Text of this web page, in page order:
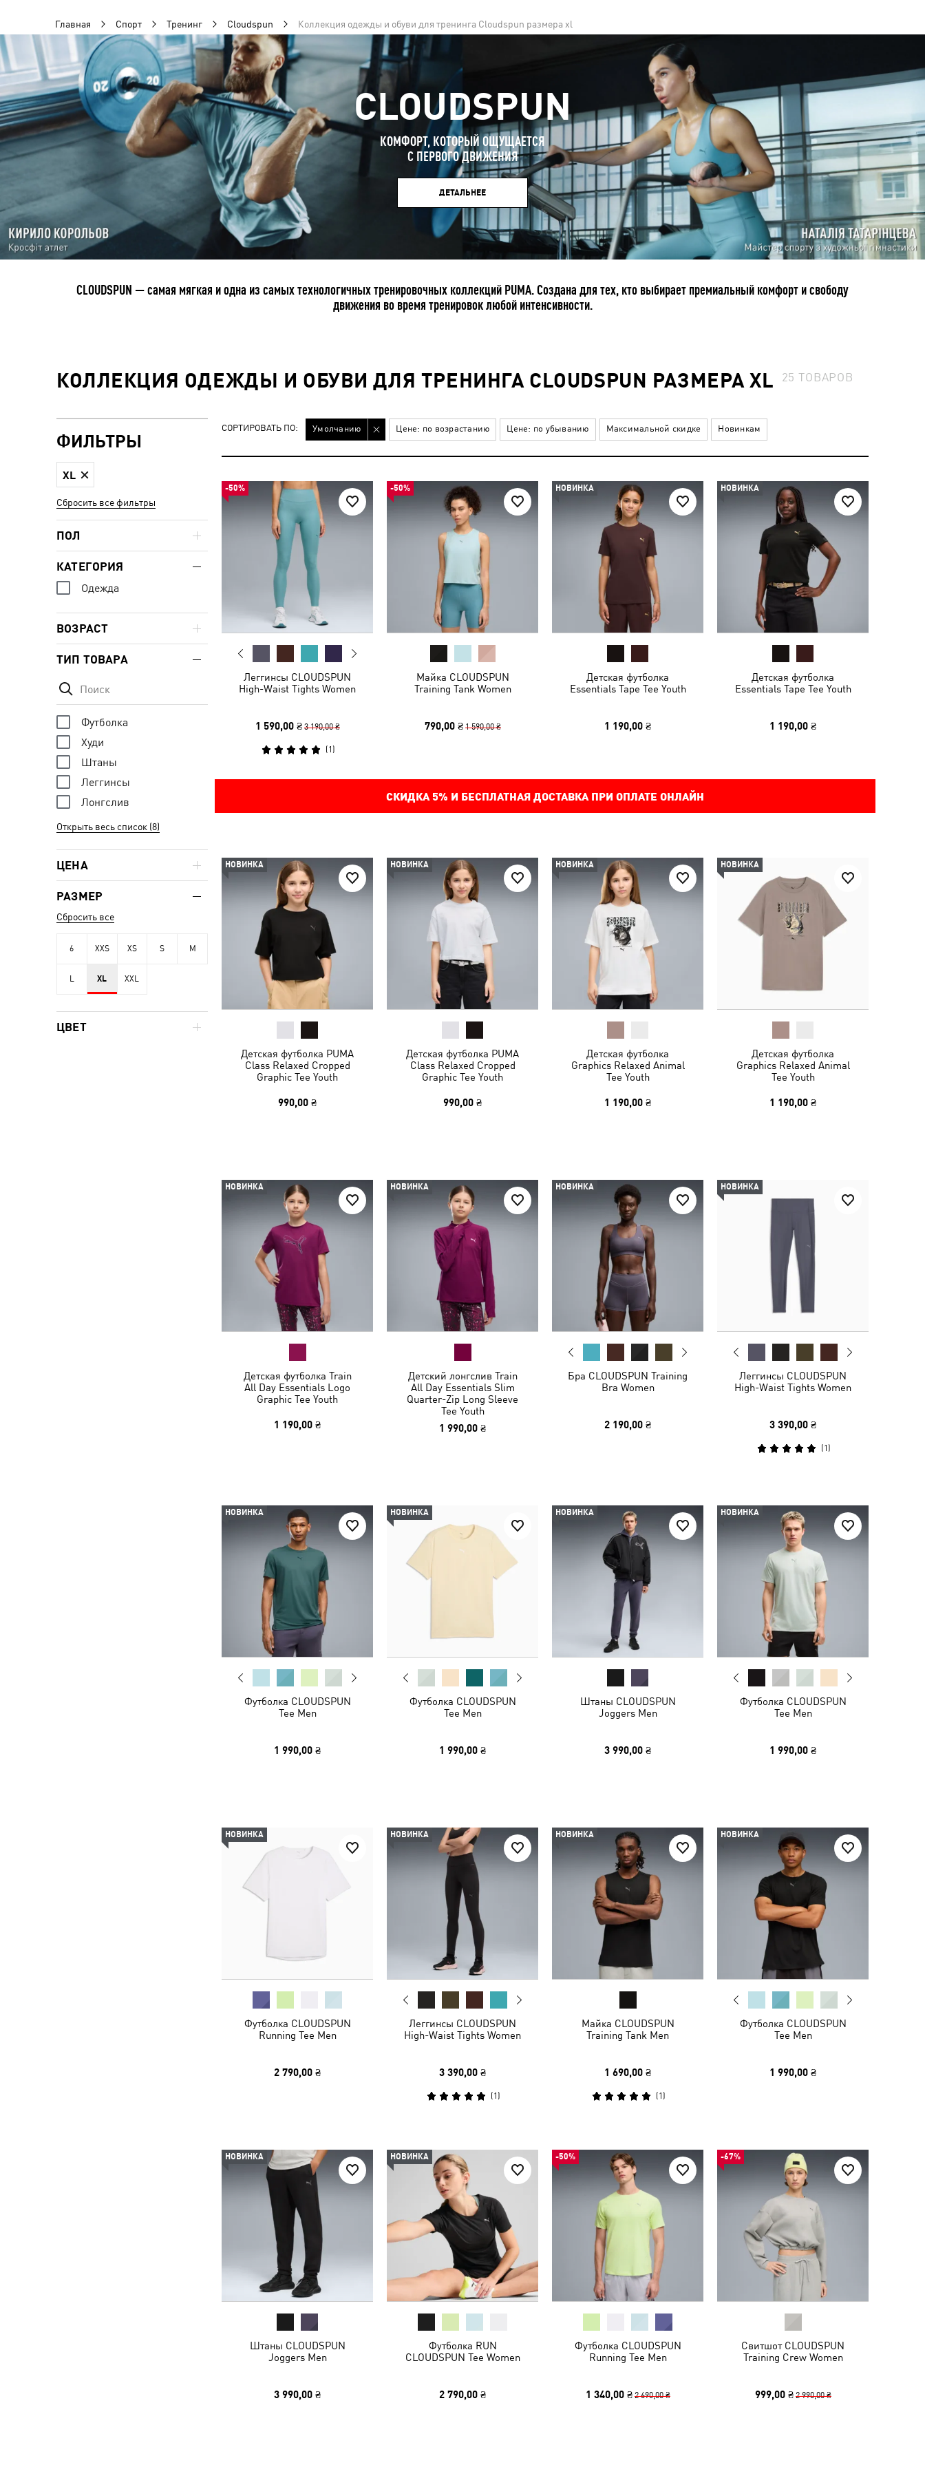
Главная Спорт Тренинг Cloudspun Коллекция одежды и обуви для тренинга Cloudspun размера xl
CLOUDSPUN
КОМФОРТ, КОТОРЫЙ ОЩУЩАЕТСЯ
С ПЕРВОГО ДВИЖЕНИЯ
ДЕТАЛЬНЕЕ
CLOUDSPUN — самая мягкая и одна из самых технологичных тренировочных коллекций PUMA. Создана для тех, кто выбирает премиальный комфорт и свободу
движения во время тренировок любой интенсивности.
КОЛЛЕКЦИЯ ОДЕЖДЫ И ОБУВИ ДЛЯ ТРЕНИНГА CLOUDSPUN РАЗМЕРА XL 25ТОВАРОВ
СОРТИРОВАТЬ ПО: Умолчанию Цене: по возрастанию Цене: по убыванию Максимальной скидке Новинкам
-50%
Леггинсы CLOUDSPUN
High-Waist Tights Women
1 590,00 ₴ 3 190,00 ₴
(1 )
-50%
Майка CLOUDSPUN
Training Tank Women
790,00 ₴ 1 590,00 ₴
НОВИНКА
Детская футболка
Essentials Tape Tee Youth
1 190,00 ₴
НОВИНКА
Детская футболка
Essentials Tape Tee Youth
1 190,00 ₴
СКИДКА 5% И БЕСПЛАТНАЯ ДОСТАВКА ПРИ ОПЛАТЕ ОНЛАЙН
НОВИНКА
Детская футболка PUMA
Class Relaxed Cropped
Graphic Tee Youth
990,00 ₴
НОВИНКА
Детская футболка PUMA
Class Relaxed Cropped
Graphic Tee Youth
990,00 ₴
НОВИНКА
Детская футболка
Graphics Relaxed Animal
Tee Youth
1 190,00 ₴
НОВИНКА
Детская футболка
Graphics Relaxed Animal
Tee Youth
1 190,00 ₴
НОВИНКА
Детская футболка Train
All Day Essentials Logo
Graphic Tee Youth
1 190,00 ₴
НОВИНКА
Детский лонгслив Train
All Day Essentials Slim
Quarter-Zip Long Sleeve
Tee Youth
1 990,00 ₴
НОВИНКА
Бра CLOUDSPUN Training
Bra Women
2 190,00 ₴
НОВИНКА
Леггинсы CLOUDSPUN
High-Waist Tights Women
3 390,00 ₴
(1 )
НОВИНКА
Футболка CLOUDSPUN
Tee Men
1 990,00 ₴
НОВИНКА
Футболка CLOUDSPUN
Tee Men
1 990,00 ₴
НОВИНКА
Штаны CLOUDSPUN
Joggers Men
3 990,00 ₴
НОВИНКА
Футболка CLOUDSPUN
Tee Men
1 990,00 ₴
НОВИНКА
Футболка CLOUDSPUN
Running Tee Men
2 790,00 ₴
НОВИНКА
Леггинсы CLOUDSPUN
High-Waist Tights Women
3 390,00 ₴
(1 )
НОВИНКА
Майка CLOUDSPUN
Training Tank Men
1 690,00 ₴
(1 )
НОВИНКА
Футболка CLOUDSPUN
Tee Men
1 990,00 ₴
НОВИНКА
Штаны CLOUDSPUN
Joggers Men
3 990,00 ₴
НОВИНКА
Футболка RUN
CLOUDSPUN Tee Women
2 790,00 ₴
-50%
Футболка CLOUDSPUN
Running Tee Men
1 340,00 ₴ 2 690,00 ₴
-67%
Свитшот CLOUDSPUN
Training Crew Women
999,00 ₴ 2 990,00 ₴
ФИЛЬТРЫ
XL
Сбросить все фильтры
ПОЛ
КАТЕГОРИЯ
Одежда
ВОЗРАСТ
ТИП ТОВАРА
Футболка
Худи
Штаны
Леггинсы
Лонгслив
Открыть весь список (8)
ЦЕНА
РАЗМЕР
Сбросить все
6 XXS XS S M
L XL XXL
ЦВЕТ